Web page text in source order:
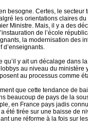
besogne. Certes, le secteur
les orientations claires
Ministre. Mais, il y a des
de l’école
la modernisation des
d’enseignants.
qu’il y ait un décalage dans
au niveau du ministère
au processus comme
que cette tendance de
beaucoup de pays de la
en France pays jadis
a été tirée sur une baisse de
une réforme à la fois sur